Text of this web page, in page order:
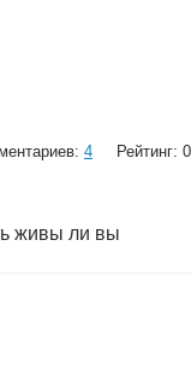
4
Рейтинг: 0
живы ли вы